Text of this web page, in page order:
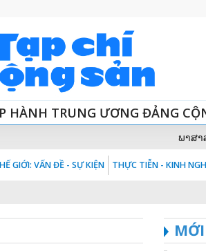
HÀNH TRUNG ƯƠNG ĐẢNG
ພາສາ
GIỚI: VẤN ĐỀ - SỰ KIỆN THỰC TIỄN - KINH